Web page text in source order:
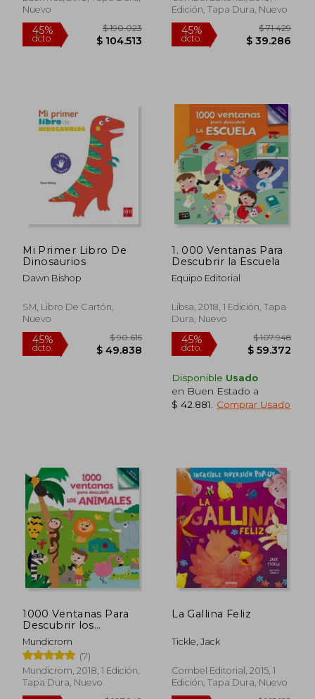
45%
dcto. $ 48.304
45%
dcto. $
Nuevo
Edición, Tapa Dura, Nuevo
Mi Primer Libro De
Dinosaurios
Dawn Bishop
SM, Libro De Cartón,
Nuevo
1. 000 Ventanas Para
Descubrir la Escuela
Equipo Editorial
Libsa, 2018, 1 Edición, Tapa
Dura, Nuevo
Disponible Usado
en Buen Estado a
$ 42.881
Comprar Usado
1000 Ventanas Para
Descubrir los
Animales
Mundicrom
(7)
Mundicrom, 2018, 1 Edición,
Tapa Dura, Nuevo
La Gallina Feliz
Tickle, Jack
Combel Editorial, 2015, 1
Edición, Tapa Dura, Nuevo